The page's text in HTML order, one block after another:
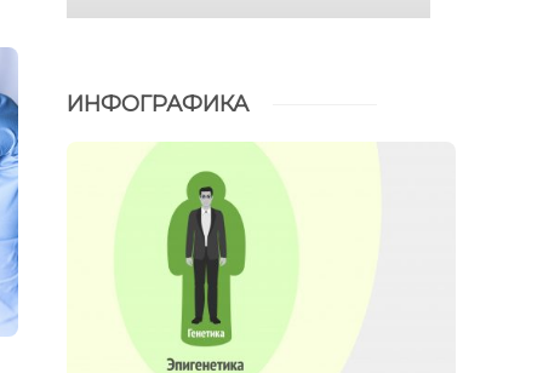
ИНФОГРАФИКА